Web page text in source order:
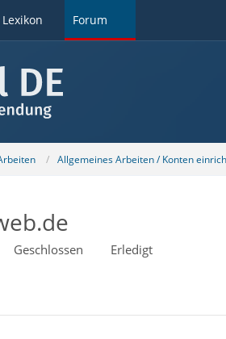
Forum
Allgemeines Arbeiten / Konten
Geschlossen Erledigt